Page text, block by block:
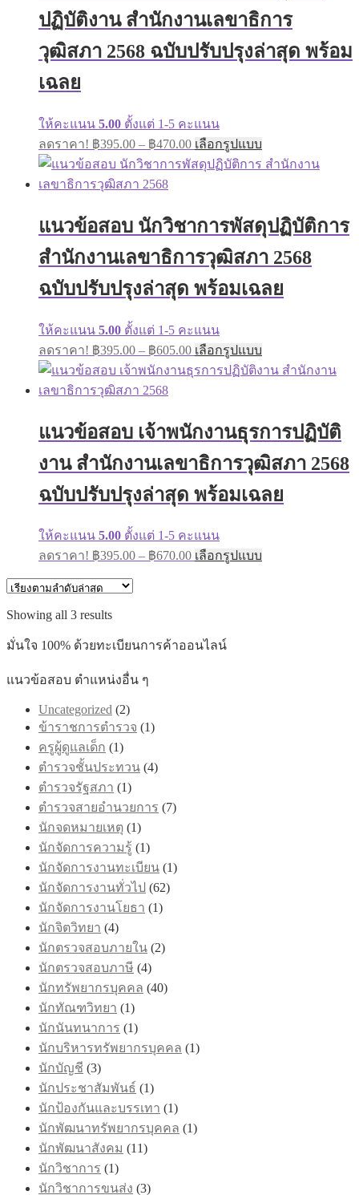
ปฏิบัติงาน สำนักงานเลขาธิการ
วุฒิสภา 2568 ฉบับปรับปรุงล่าสุด พร้อม
เฉลย
ให้คะแนน 5.00 ตั้งแต่ 1-5 คะแนน
ลดราคา! ฿395.00 – ฿470.00Price
range:
฿395.00
เลือกรูปแบบ
product
has
options
may
be
chosen
on
the
แนวข้อสอบ นักวิชาการพัสดุปฏิบัติการ
สำนักงานเลขาธิการวุฒิสภา 2568
ฉบับปรับปรุงล่าสุด พร้อมเฉลย
ให้คะแนน 5.00 ตั้งแต่ 1-5 คะแนน
ลดราคา! ฿395.00 – ฿605.00Price
range:
฿395.00
เลือกรูปแบบ
product
has
options
be
chosen
on
the
แนวข้อสอบ เจ้าพนักงานธุรการปฏิบัติ
งาน สำนักงานเลขาธิการวุฒิสภา 2568
ฉบับปรับปรุงล่าสุด พร้อมเฉลย
ให้คะแนน 5.00 ตั้งแต่ 1-5 คะแนน
ลดราคา! ฿395.00 – ฿670.00Price
range:
เลือกรูปแบบ
product
Showing all 3 resultsSorted
latest
มั่นใจ 100% ด้วยทะเบียนการค้าออนไลน์
แนวข้อสอบ ตำแหน่งอื่น ๆ
Uncategorized (2)
ข้าราชการตำรวจ (1)
ครูผู้ดูแลเด็ก (1)
ตำรวจชั้นประทวน (4)
ตำรวจรัฐสภา (1)
ตำรวจสายอำนวยการ (7)
นักจดหมายเหตุ (1)
นักจัดการความรู้ (1)
นักจัดการงานทะเบียน (1)
นักจัดการงานทั่วไป (62)
นักจัดการงานโยธา (1)
นักจิตวิทยา (4)
นักตรวจสอบภายใน (2)
นักตรวจสอบภาษี (4)
นักทรัพยากรบุคคล (40)
นักทัณฑวิทยา (1)
นักนันทนาการ (1)
นักบริหารทรัพยากรบุคคล (1)
นักบัญชี (3)
นักประชาสัมพันธ์ (1)
นักป้องกันและบรรเทา (1)
นักพัฒนาทรัพยากรบุคคล (1)
นักพัฒนาสังคม (11)
นักวิชาการ (1)
นักวิชาการขนส่ง (3)